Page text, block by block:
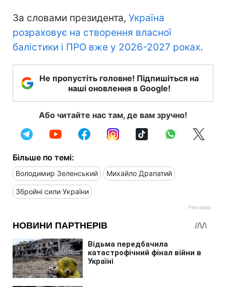
За словами президента, Україна
розраховує на створення власної
балістики і ПРО вже у 2026-2027 роках.
Не пропустіть головне! Підпишіться на
наші оновлення в Google!
Або читайте нас там, де вам зручно!
Більше по темі:
Володимир Зеленський Михайло Драпатий
Збройні сили України